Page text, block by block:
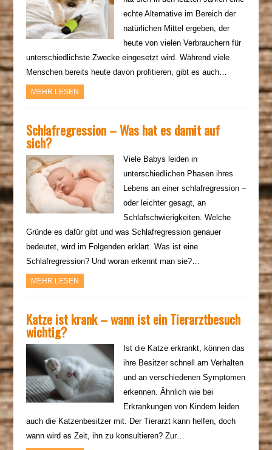
echte Alternative im Bereich der
natürlichen Mittel ergeben, der
heute von vielen Verbrauchern für
unterschiedlichste Zwecke eingesetzt wird. Während viele
Menschen bereits heute davon profitieren, gibt es auch…
MEHR LESEN
Schlafregression – Was hat es damit auf
sich?
Viele Babys leiden in
unterschiedlichen Phasen ihres
Lebens an einer schlafregression –
oder leichter gesagt, an
Schlafschwierigkeiten. Welche
Gründe es dafür gibt und was Schlafregression genauer
bedeutet, wird im Folgenden erklärt. Was ist eine
Schlafregression? Und woran erkennt man sie?…
MEHR LESEN
Katze ist krank – wann ist ein Tierarztbesuch
wichtig?
Ist die Katze erkrankt, können das
ihre Besitzer schnell am Verhalten
und an verschiedenen Symptomen
erkennen. Ähnlich wie bei
Erkrankungen von Kindern leiden
auch die Katzenbesitzer mit. Der Tierarzt kann helfen, doch
wann wird es Zeit, ihn zu konsultieren? Zur…